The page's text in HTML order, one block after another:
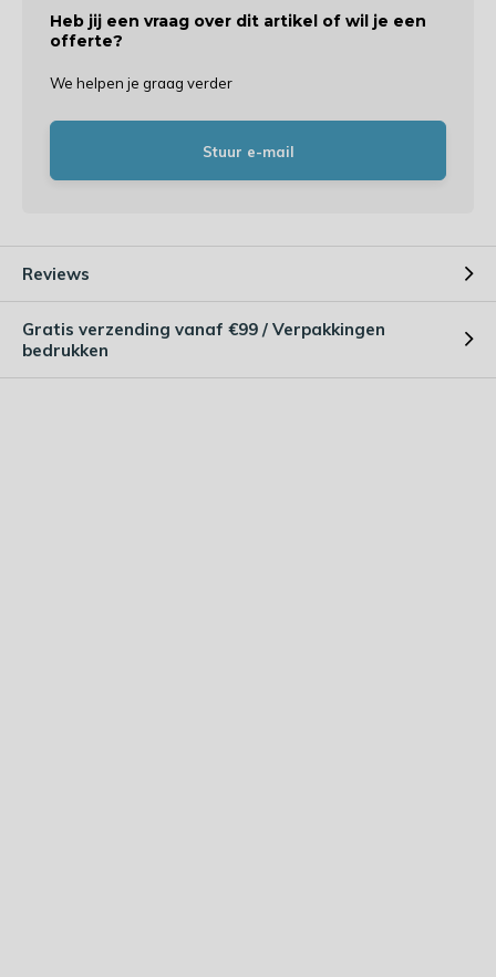
Heb jij een vraag over dit artikel of wil je een
offerte?
We helpen je graag verder
Stuur e-mail
Reviews
Gratis verzending vanaf €99 / Verpakkingen
bedrukken